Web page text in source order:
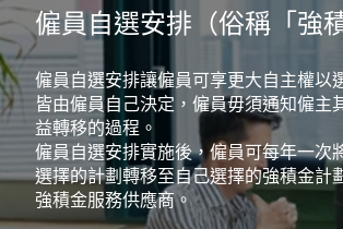
僱員自選安排（俗稱「強
僱員自選安排讓僱員可享更大自主權以
皆由僱員自己決定，僱員毋須通知僱
益轉移的過程。
僱員自選安排實施後，僱員可每年一次
選擇的計劃轉移至自己選擇的強積金計
強積金服務供應商。